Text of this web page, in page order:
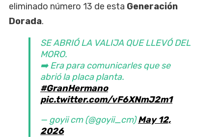
eliminado número 13 de esta Generación
Dorada.
SE ABRIÓ LA VALIJA QUE LLEVÓ DEL
MORO.
➡️ Era para comunicarles que se
abrió la placa planta.
#GranHermano
pic.twitter.com/vF6XNmJ2m1
— goyii cm (@goyii_cm)May 12,
2026